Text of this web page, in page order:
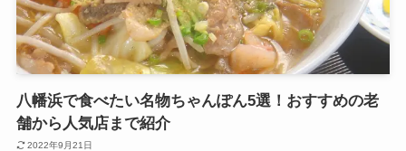
八幡浜で食べたい名物ちゃんぽん5選！おすすめの老
舗から人気店まで紹介
2022年9月21日